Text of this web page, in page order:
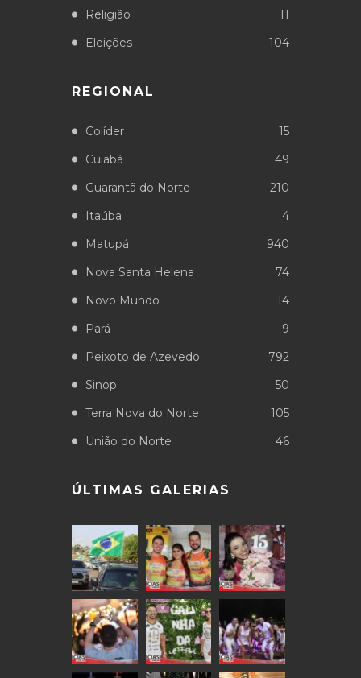
Religião
11
Eleições
104
REGIONAL
Colíder
15
Cuiabá
49
Guarantã do Norte
210
Itaúba
4
Matupá
940
Nova Santa Helena
74
Novo Mundo
14
Pará
9
Peixoto de Azevedo
792
Sinop
50
Terra Nova do Norte
105
União do Norte
46
ÚLTIMAS GALERIAS